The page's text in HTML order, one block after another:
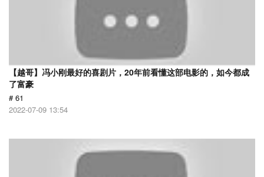
【越哥】冯小刚最好的喜剧片，20年前看懂这部电影的，如今都成
了富豪
# 61
2022-07-09 13:54